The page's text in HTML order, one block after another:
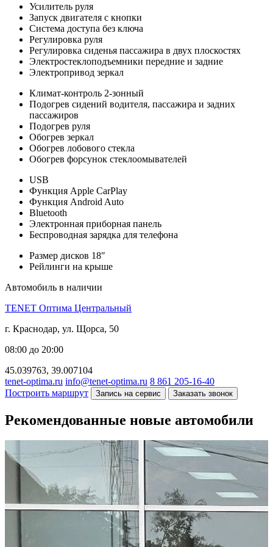
Усилитель руля
Запуск двигателя с кнопки
Система доступа без ключа
Регулировка руля
Регулировка сиденья пассажира в двух плоскостях
Электростеклоподъемники передние и задние
Электропривод зеркал
Климат-контроль 2-зонный
Подогрев сидений водителя, пассажира и задних
пассажиров
Подогрев руля
Обогрев зеркал
Обогрев лобового стекла
Обогрев форсунок стеклоомывателей
USB
Функция Apple CarPlay
Функция Android Auto
Bluetooth
Электронная приборная панель
Беспроводная зарядка для телефона
Размер дисков 18″
Рейлинги на крыше
Автомобиль в наличии
TENET Оптима Центральный
г. Краснодар, ул. Щорса, 50
08:00 до 20:00
45.039763, 39.007104
tenet-optima.ru info@tenet-optima.ru 8 861 205-16-40
Построить маршрут
Запись на сервис Заказать звонок
Рекомендованные новые автомобили